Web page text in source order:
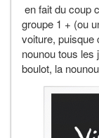
en fait du coup
groupe 1 + (ou
voiture, puisque
nounou tous les
boulot, la